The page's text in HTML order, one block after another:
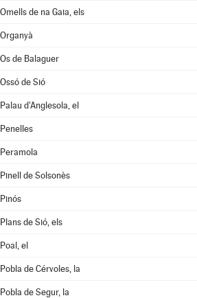
Omells de na Gaia, els
Organyà
Os de Balaguer
Ossó de Sió
Palau d'Anglesola, el
Penelles
Peramola
Pinell de Solsonès
Pinós
Plans de Sió, els
Poal, el
Pobla de Cérvoles, la
Pobla de Segur, la